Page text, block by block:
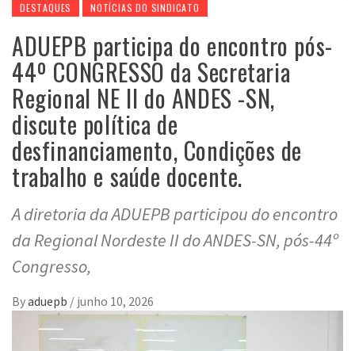
DESTAQUES NOTÍCIAS DO SINDICATO
ADUEPB participa do encontro pós-
44º CONGRESSO da Secretaria
Regional NE II do ANDES -SN,
discute política de
desfinanciamento, Condições de
trabalho e saúde docente.
A diretoria da ADUEPB participou do encontro
da Regional Nordeste II do ANDES-SN, pós-44º
Congresso,
Byaduepb / junho 10, 2026